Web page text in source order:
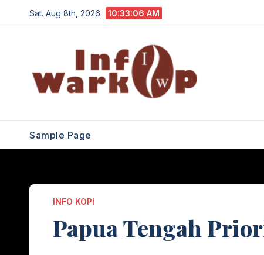
to
Sat. Aug 8th, 2026 10:33:08 AM
Sample Page
INFO KOPI
Papua Tengah